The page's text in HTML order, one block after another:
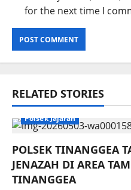
for the next time I
RELATED STORIES
Polsek Jajaran
POLSEK TINANGGEA
JENAZAH DI AREA
TINANGGEA